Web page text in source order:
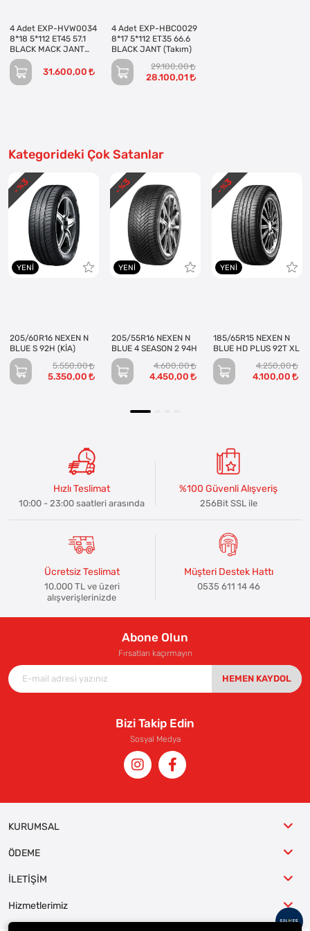
4 Adet EXP-HVW0034
8*18 5*112 ET45 57.1
BLACK MACK JANT
(Takım)
31.600,00
4 Adet EXP-HBC0029
8*17 5*112 ET35 66.6
BLACK JANT (Takım)
29.100,00
28.100,01
Kategorideki Çok Satanlar
YENI
205/60R16 NEXEN N
BLUE S 92H (KİA)
5.550,00
5.350,00
- %
3
YENI
205/55R16 NEXEN N
BLUE 4 SEASON 2 94H
4.600,00
4.450,00
- %
3
YENI
185/65R15 NEXEN N
BLUE HD PLUS 92T XL
4.250,00
4.100,00
- %
3
Hızlı Teslimat
10:00 - 23:00 saatleri arasında
%100 Güvenli Alışveriş
256Bit SSL ile
Ücretsiz Teslimat
10.000 TL ve üzeri
alışverişlerinizde
Müşteri Destek Hattı
0535 611 14 46
Abone Olun
Fırsatları kaçırmayın
HEMEN KAYDOL
Bizi Takip Edin
Sosyal Medya
KURUMSAL
ÖDEME
İLETİŞİM
Hizmetlerimiz